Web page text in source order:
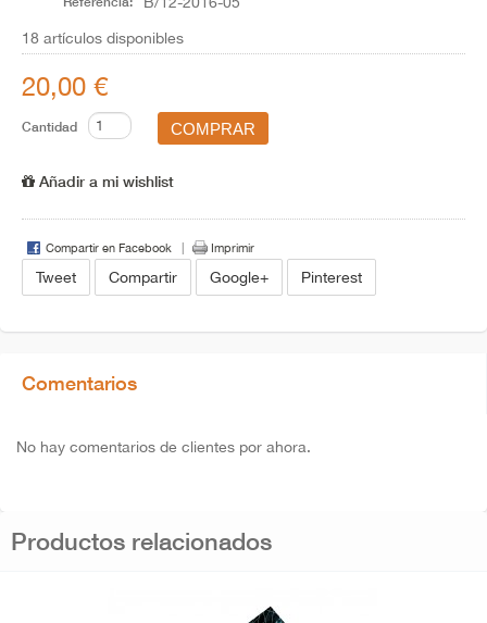
18 artículos disponibles
20,00 €
Cantidad
Añadir a mi wishlist
Compartir en Facebook Imprimir
Tweet Compartir Google+ Pinterest
Comentarios
No hay comentarios de clientes por ahora.
Productos relacionados